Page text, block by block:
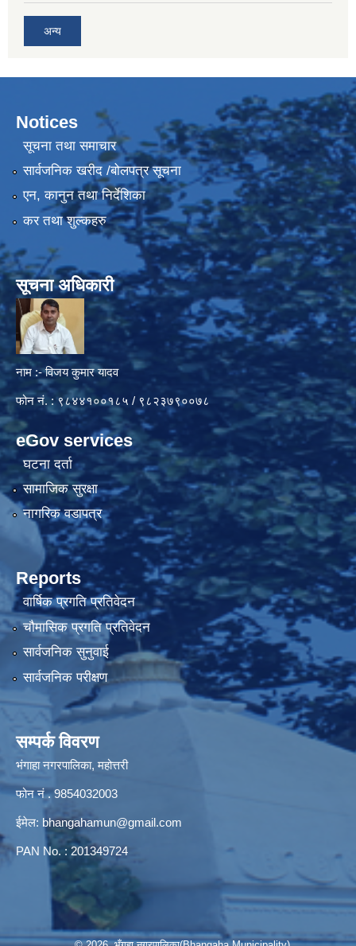
अन्य
Notices
सूचना तथा समाचार
सार्वजनिक खरीद /बोलपत्र सूचना
एन, कानुन तथा निर्देशिका
कर तथा शुल्कहरु
सूचना अधिकारी
नाम :- विजय कुमार यादव
फोन नं. : ९८४४१००१८५ / ९८२३७९००७८
eGov services
घटना दर्ता
सामाजिक सुरक्षा
नागरिक वडापत्र
Reports
वार्षिक प्रगति प्रतिवेदन
चौमासिक प्रगति प्रतिवेदन
सार्वजनिक सुनुवाई
सार्वजनिक परीक्षण
सम्पर्क विवरण
भंगाहा नगरपालिका, महोत्तरी
फोन नं . 9854032003
ईमेल: bhangahamun@gmail.com
PAN No. : 201349724